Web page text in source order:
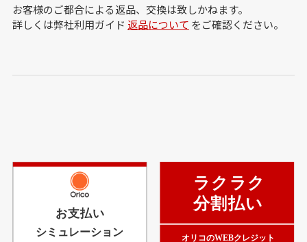
お客様のご都合による返品、交換は致しかねます。
詳しくは弊社利用ガイド 返品について をご確認ください。